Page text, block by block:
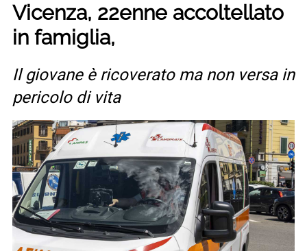
Vicenza, 22enne accoltellato
in famiglia,
Il giovane è ricoverato ma non versa in
pericolo di vita